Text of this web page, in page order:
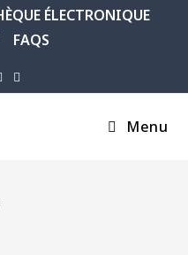
ÉLECTRONIQUE
FAQS
Menu